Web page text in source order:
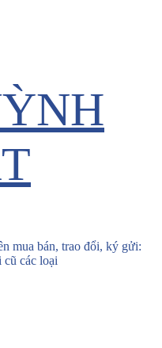
mua bán, trao đổi, ký gửi:
cũ các loại